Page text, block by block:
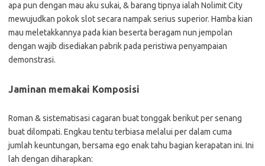
apa pun dengan mau aku sukai, & barang tipnya ialah Nolimit City
mewujudkan pokok slot secara nampak serius superior. Hamba kian
mau meletakkannya pada kian beserta beragam nun jempolan
dengan wajib disediakan pabrik pada peristiwa penyampaian
demonstrasi.
Jaminan memakai Komposisi
Roman & sistematisasi cagaran buat tonggak berikut per senang
buat dilompati. Engkau tentu terbiasa melalui per dalam cuma
jumlah keuntungan, bersama ego enak tahu bagian kerapatan ini. Ini
lah dengan diharapkan: